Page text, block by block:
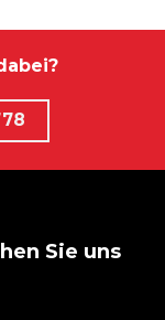
Sie uns